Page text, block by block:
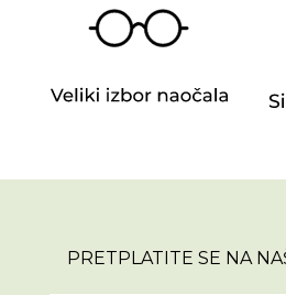
PRETPLATITE SE NA